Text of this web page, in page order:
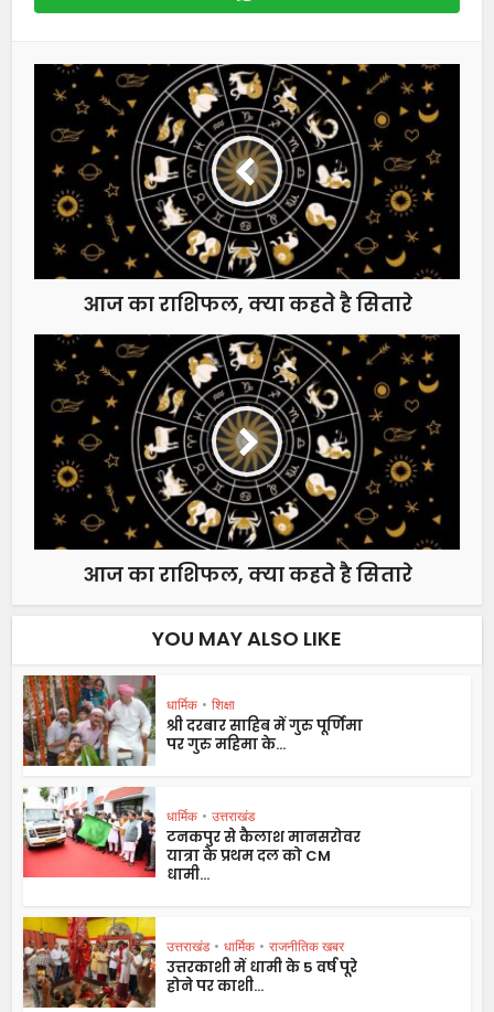
आज का राशिफल, क्या कहते है सितारे
आज का राशिफल, क्या कहते है सितारे
YOU MAY ALSO LIKE
धार्मिक • शिक्षा
श्री दरबार साहिब में गुरु पूर्णिमा
पर गुरु महिमा के...
धार्मिक • उत्तराखंड
टनकपुर से कैलाश मानसरोवर
यात्रा के प्रथम दल को CM
धामी...
उत्तराखंड • धार्मिक • राजनीतिक खबर
उत्तरकाशी में धामी के 5 वर्ष पूरे
होने पर काशी...